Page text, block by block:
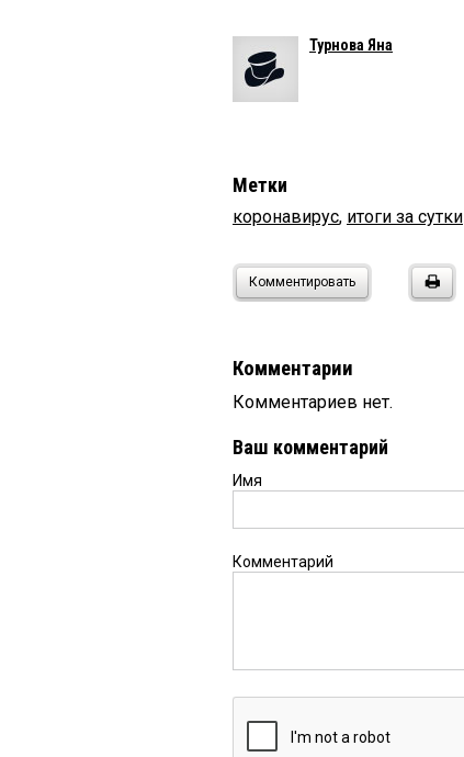
Турнова Яна
Метки
коронавирус, итоги за сутки
Комментировать
Комментарии
Комментариев нет.
Ваш комментарий
Имя
Комментарий